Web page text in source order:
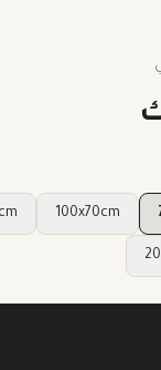
100x70cm